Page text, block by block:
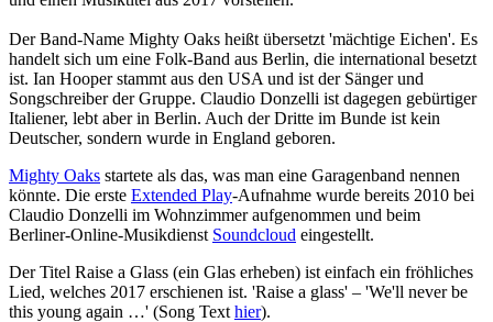
Der Band-Name Mighty Oaks heißt übersetzt 'mächtige Eichen'. Es
handelt sich um eine Folk-Band aus Berlin, die international besetzt
ist. Ian Hooper stammt aus den USA und ist der Sänger und
Songschreiber der Gruppe. Claudio Donzelli ist dagegen gebürtiger
Italiener, lebt aber in Berlin. Auch der Dritte im Bunde ist kein
Deutscher, sondern wurde in England geboren.
Mighty Oaks startete als das, was man eine Garagenband nennen
könnte. Die erste Extended Play-Aufnahme wurde bereits 2010 bei
Claudio Donzelli im Wohnzimmer aufgenommen und beim
Berliner-Online-Musikdienst Soundcloud eingestellt.
Der Titel Raise a Glass (ein Glas erheben) ist einfach ein fröhliches
Lied, welches 2017 erschienen ist. 'Raise a glass' – 'We'll never be
this young again …' (Song Text hier).